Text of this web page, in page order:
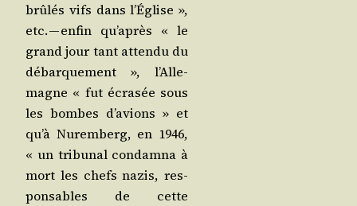
brû­lés vifs dans l’É­glise »,
etc. — enfin qu’a­près « le
grand jour tant atten­du du
débar­que­ment », l’Al­le­
magne « fut écra­sée sous
les bombes d’a­vions » et
qu’à Nurem­berg, en 1946,
« un tri­bu­nal condam­na à
mort les chefs nazis, res­
pon­sables de cette